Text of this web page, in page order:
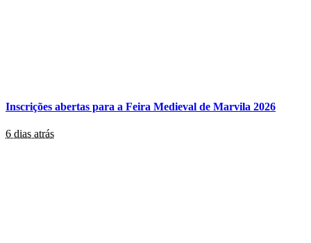
Inscrições abertas para a Feira Medieval de Marvila 2026
6 dias atrás